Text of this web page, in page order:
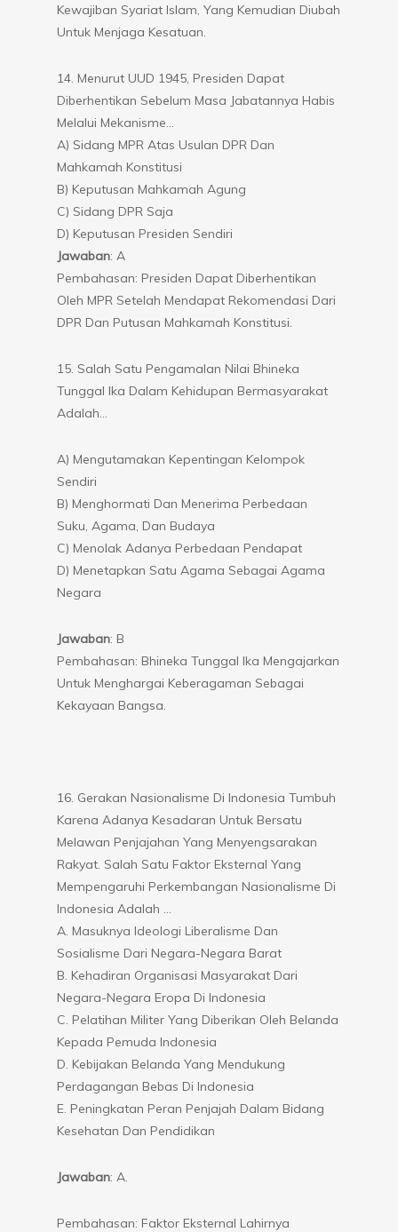
Kewajiban Syariat Islam, Yang Kemudian Diubah
Untuk Menjaga Kesatuan.
14. Menurut UUD 1945, Presiden Dapat
Diberhentikan Sebelum Masa Jabatannya Habis
Melalui Mekanisme…
A) Sidang MPR Atas Usulan DPR Dan
Mahkamah Konstitusi
B) Keputusan Mahkamah Agung
C) Sidang DPR Saja
D) Keputusan Presiden Sendiri
Jawaban: A
Pembahasan: Presiden Dapat Diberhentikan
Oleh MPR Setelah Mendapat Rekomendasi Dari
DPR Dan Putusan Mahkamah Konstitusi.
15. Salah Satu Pengamalan Nilai Bhineka
Tunggal Ika Dalam Kehidupan Bermasyarakat
Adalah…
A) Mengutamakan Kepentingan Kelompok
Sendiri
B) Menghormati Dan Menerima Perbedaan
Suku, Agama, Dan Budaya
C) Menolak Adanya Perbedaan Pendapat
D) Menetapkan Satu Agama Sebagai Agama
Negara
Jawaban: B
Pembahasan: Bhineka Tunggal Ika Mengajarkan
Untuk Menghargai Keberagaman Sebagai
Kekayaan Bangsa.
16. Gerakan Nasionalisme Di Indonesia Tumbuh
Karena Adanya Kesadaran Untuk Bersatu
Melawan Penjajahan Yang Menyengsarakan
Rakyat. Salah Satu Faktor Eksternal Yang
Mempengaruhi Perkembangan Nasionalisme Di
Indonesia Adalah …
A. Masuknya Ideologi Liberalisme Dan
Sosialisme Dari Negara-Negara Barat
B. Kehadiran Organisasi Masyarakat Dari
Negara-Negara Eropa Di Indonesia
C. Pelatihan Militer Yang Diberikan Oleh Belanda
Kepada Pemuda Indonesia
D. Kebijakan Belanda Yang Mendukung
Perdagangan Bebas Di Indonesia
E. Peningkatan Peran Penjajah Dalam Bidang
Kesehatan Dan Pendidikan
Jawaban: A.
Pembahasan: Faktor Eksternal Lahirnya